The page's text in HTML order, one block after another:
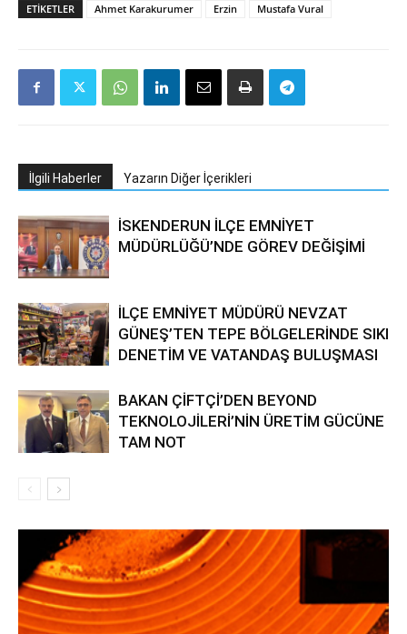
ETIKETLER Ahmet Karakurumer Erzin Mustafa Vural
İlgili Haberler Yazarın Diğer İçerikleri
İSKENDERUN İLÇE EMNİYET
MÜDÜRLÜĞÜ’NDE GÖREV DEĞİŞİMİ
İLÇE EMNİYET MÜDÜRÜ NEVZAT
GÜNEŞ’TEN TEPE BÖLGELERİNDE SIKI
DENETİM VE VATANDAŞ BULUŞMASI
BAKAN ÇİFTÇİ’DEN BEYOND
TEKNOLOJİLERİ’NİN ÜRETİM GÜCÜNE
TAM NOT